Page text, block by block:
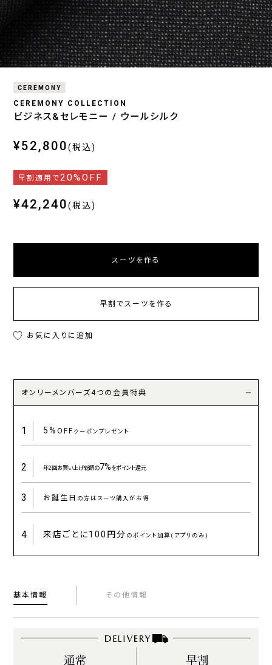
CEREMONY
CEREMONY COLLECTION
ビジネス&セレモニー / ウールシルク
¥52,800(税込)
早割適用で20%OFF
¥42,240(税込)
スーツを作る
早割でスーツを作る
お気に入りに追加
オンリーメンバーズ4つの会員特典
1 5%OFFクーポンプレゼント
2 年2回お買い上げ総額の7%をポイント還元
3 お誕生日 の方はスーツ購入がお得
4 来店ごとに100円分 のポイント加算(アプリのみ)
基本情報 その他情報